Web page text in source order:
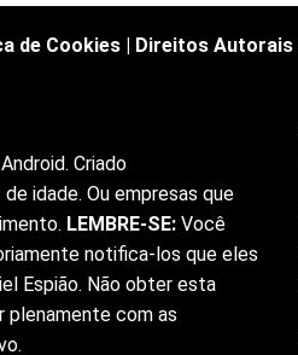
de Cookies| Direitos Autorais|
Criado
idade. Ou empresas que
LEMBRE-SE: Você
notifica-los que eles
Espião. Não obter esta
plenamente com as